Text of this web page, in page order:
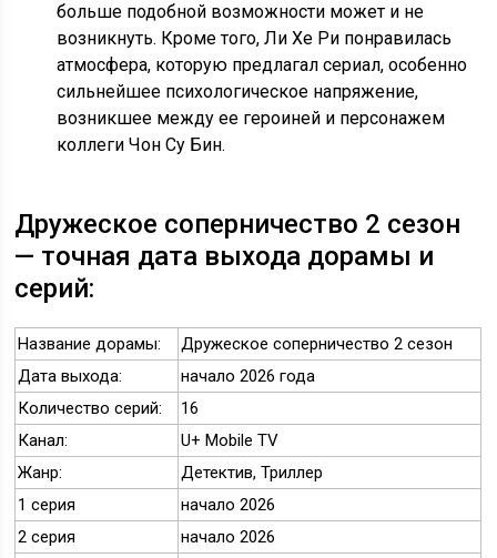
больше подобной возможности может и не
возникнуть. Кроме того, Ли Хе Ри понравилась
атмосфера, которую предлагал сериал, особенно
сильнейшее психологическое напряжение,
возникшее между ее героиней и персонажем
коллеги Чон Су Бин.
Дружеское соперничество 2 сезон
— точная дата выхода дорамы и
серий:
Название дорамы:
Дружеское соперничество 2 сезон
Дата выхода:
начало 2026 года
Количество серий:
16
Канал:
U+ Mobile TV
Жанр:
Детектив, Триллер
1 серия
начало 2026
2 серия
начало 2026